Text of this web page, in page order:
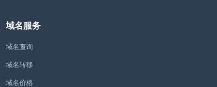
域名服务
域名查询
域名转移
域名价格